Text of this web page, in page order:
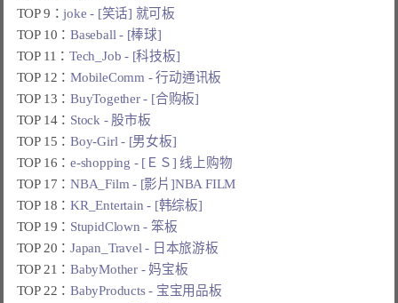
TOP 9：joke - [笑话] 就可板
TOP 10：Baseball - [棒球]
TOP 11：Tech_Job - [科技板]
TOP 12：MobileComm - 行动通讯板
TOP 13：BuyTogether - [合购板]
TOP 14： Stock - 股市板
TOP 15：Boy-Girl - [男女板]
TOP 16：e-shopping - [ＥＳ] 线上购物
TOP 17：NBA_Film - [影片]NBA FILM
TOP 18：KR_Entertain - [韩综板]
TOP 19： StupidClown - 笨板
TOP 20：Japan_Travel - 日本旅游板
TOP 21：BabyMother - 妈宝板
TOP 22：BabyProducts - 宝宝用品板